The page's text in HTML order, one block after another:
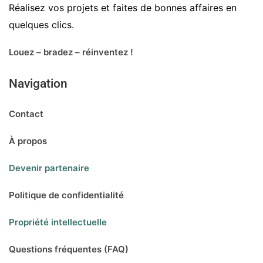
Réalisez vos projets et faites de bonnes affaires en
quelques clics.
Louez – bradez – réinventez !
Navigation
Contact
À propos
Devenir partenaire
Politique de confidentialité
Propriété intellectuelle
Questions fréquentes (FAQ)